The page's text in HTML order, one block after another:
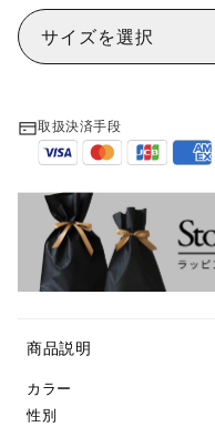
サイズを選択
取扱決済手段
商品説明
カラー
性別